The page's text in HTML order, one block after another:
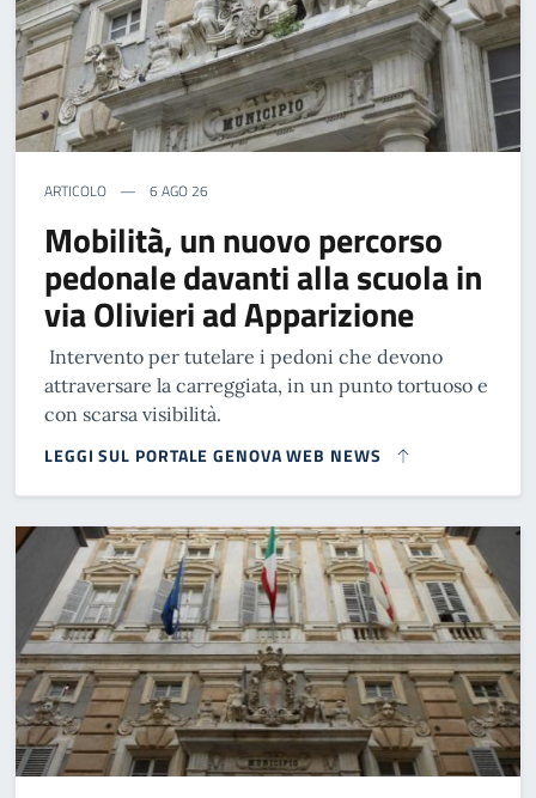
ARTICOLO 6 AGO 26
Mobilità, un nuovo percorso
pedonale davanti alla scuola in
via Olivieri ad Apparizione
Intervento per tutelare i pedoni che devono
attraversare la carreggiata, in un punto tortuoso e
con scarsa visibilità.
LEGGI SUL PORTALE GENOVA WEB NEWS